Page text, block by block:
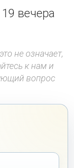
вечера
не означает,
к нам и
вопрос